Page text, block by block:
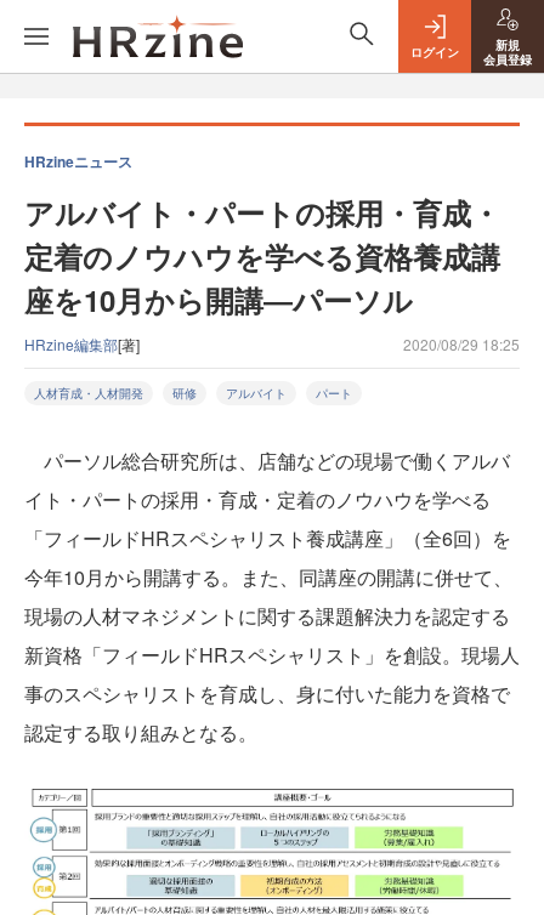
ログイン
新規
会員登録
HRzineニュース
アルバイト・パートの採用・育成・
定着のノウハウを学べる資格養成講
座を10月から開講―パーソル
HRzine編集部[著] 2020/08/29 18:25
人材育成・人材開発 研修 アルバイト パート
パーソル総合研究所は、店舗などの現場で働くアルバ
イト・パートの採用・育成・定着のノウハウを学べる
「フィールドHRスペシャリスト養成講座」（全6回）を
今年10月から開講する。また、同講座の開講に併せて、
現場の人材マネジメントに関する課題解決力を認定する
新資格「フィールドHRスペシャリスト」を創設。現場人
事のスペシャリストを育成し、身に付いた能力を資格で
認定する取り組みとなる。